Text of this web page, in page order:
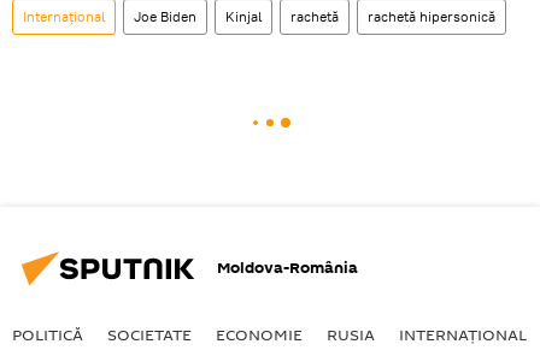
Internaţional Joe Biden Kinjal rachetă rachetă hipersonică
Moldova-România
POLITICĂ SOCIETATE ECONOMIE RUSIA INTERNAŢIONAL